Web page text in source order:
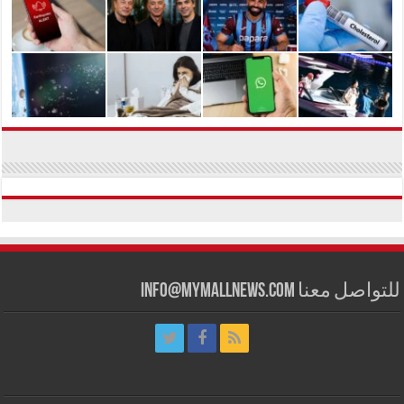
للتواصل معنا info@mymallnews.com